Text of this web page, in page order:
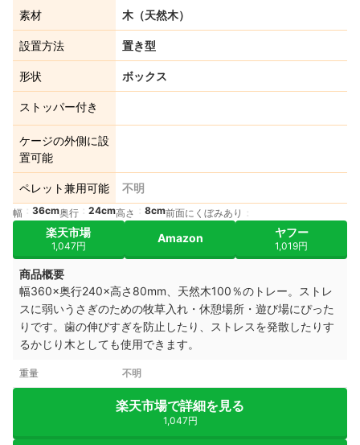
素材 木（天然木）
設置方法 置き型
形状 ボックス
ストッパー付き
ケージの外側に設
置可能
ペレット兼用可能 不明
幅 36cm奥行 24cm高さ 8cm前面にくぼみあり
楽天市場
1,047円
Amazon ヤフー
1,019円
商品概要
幅360×奥行240×高さ80mm、天然木100％のトレー。
ストレ
スに弱いうさぎのための牧草入れ・休憩場所・遊び場にぴった
りです。 歯の伸びすぎを防止したり、ストレスを発散したりす
るかじり木としても使用できます。
重量 不明
楽天市場で詳細を見る
1,047円